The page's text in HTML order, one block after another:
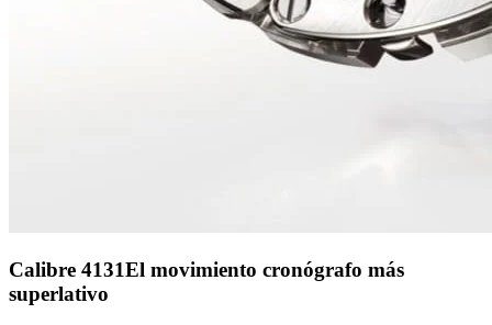
Calibre 4131El movimiento cronógrafo más
superlativo